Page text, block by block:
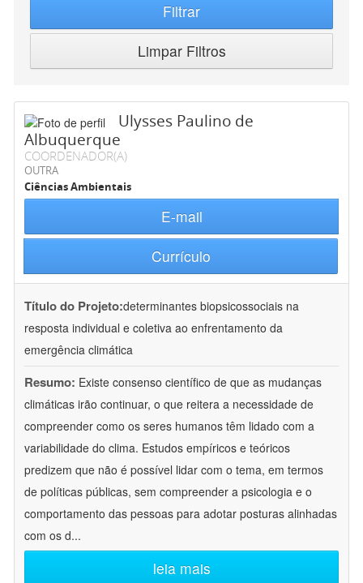
Filtrar
Limpar Filtros
Ulysses Paulino de
Albuquerque
COORDENADOR(A)
OUTRA
Ciências Ambientais
E-mail
Currículo
Título do Projeto:determinantes biopsicossociais na
resposta individual e coletiva ao enfrentamento da
emergência climática
Resumo: Existe consenso científico de que as mudanças
climáticas irão continuar, o que reitera a necessidade de
compreender como os seres humanos têm lidado com a
variabilidade do clima. Estudos empíricos e teóricos
predizem que não é possível lidar com o tema, em termos
de políticas públicas, sem compreender a psicologia e o
comportamento das pessoas para adotar posturas alinhadas
com os d...
leia mais